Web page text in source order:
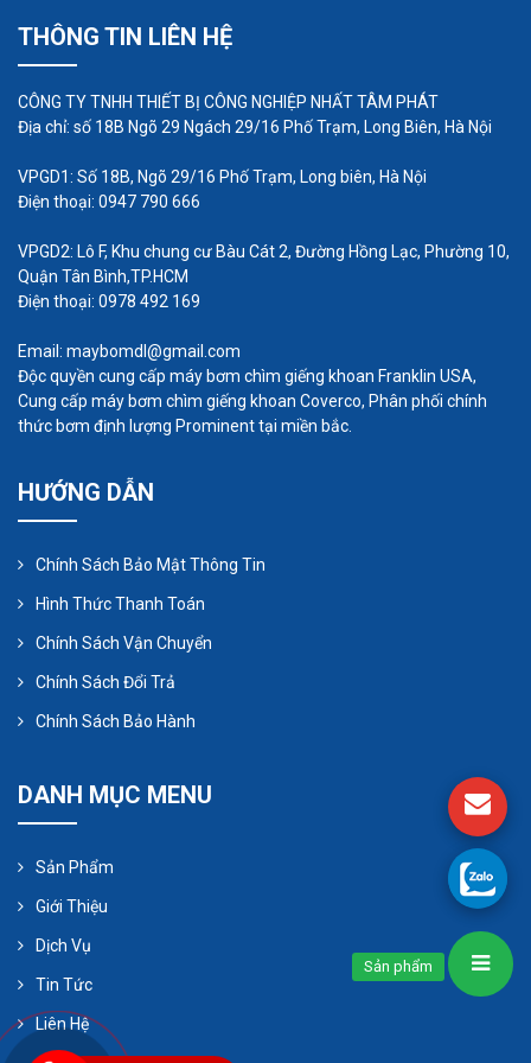
THÔNG TIN LIÊN HỆ
CÔNG TY TNHH THIẾT BỊ CÔNG NGHIỆP NHẤT TÂM PHÁT
Địa chỉ: số 18B Ngõ 29 Ngách 29/16 Phố Trạm, Long Biên, Hà Nội
VPGD1: Số 18B, Ngõ 29/16 Phố Trạm, Long biên, Hà Nội
Điện thoại: 0947 790 666
VPGD2: Lô F, Khu chung cư Bàu Cát 2, Đường Hồng Lạc, Phường 10,
Quận Tân Bình,TP.HCM
Điện thoại: 0978 492 169
Email: maybomdl@gmail.com
Độc quyền cung cấp máy bơm chìm giếng khoan Franklin USA,
Cung cấp máy bơm chìm giếng khoan Coverco, Phân phối chính
thức bơm định lượng Prominent tại miền bắc.
HƯỚNG DẪN
Chính Sách Bảo Mật Thông Tin
Hình Thức Thanh Toán
Chính Sách Vận Chuyển
Chính Sách Đổi Trả
Chính Sách Bảo Hành
DANH MỤC MENU
Sản Phẩm
Giới Thiệu
Dịch Vụ
Tin Tức
Liên Hệ
Sản phẩm